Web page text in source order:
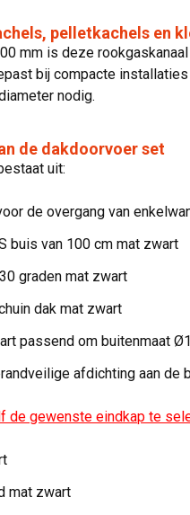
pelletkachels en
mm is deze
bij compacte installaties
nodig.
de dakdoorvoer set
uit:
de overgang van
buis van 100 cm mat zwart
graden mat zwart
dak mat zwart
passend om buitenmaat
afdichting aan de
de gewenste eindkap te
mat zwart